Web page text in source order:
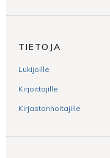
TIETOJA
Lukijoille
Kirjoittajille
Kirjastonhoitajille